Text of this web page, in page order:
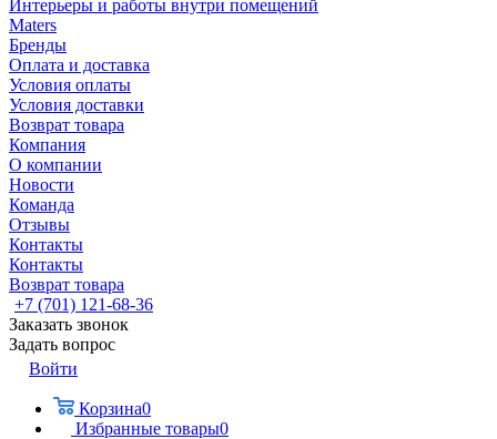
Интерьеры и работы внутри помещений
Maters
Бренды
Оплата и доставка
Условия оплаты
Условия доставки
Возврат товара
Компания
О компании
Новости
Команда
Отзывы
Контакты
Контакты
Возврат товара
+7 (701) 121-68-36
Заказать звонок
Задать вопрос
Войти
Корзина0
Избранные товары0